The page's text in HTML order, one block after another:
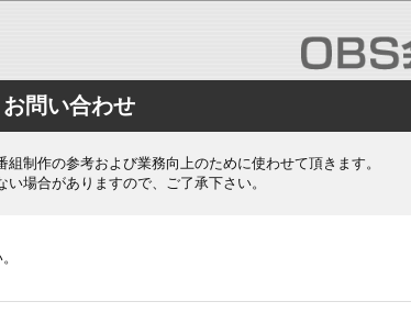
お問い合わせ
制作の参考および業務向上のために使わせて頂きます。
場合がありますので、ご了承下さい。